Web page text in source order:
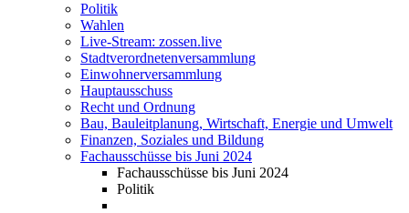
Politik
Wahlen
Live-Stream: zossen.live
Stadtverordnetenversammlung
Einwohnerversammlung
Hauptausschuss
Recht und Ordnung
Bau, Bauleitplanung, Wirtschaft, Energie und Umwelt
Finanzen, Soziales und Bildung
Fachausschüsse bis Juni 2024
Fachausschüsse bis Juni 2024
Politik